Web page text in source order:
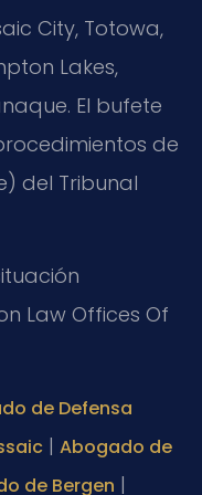
City, Totowa,
Lakes,
El bufete
de
del Tribunal
Law Offices Of
de Defensa
| Abogado de
de Bergen |